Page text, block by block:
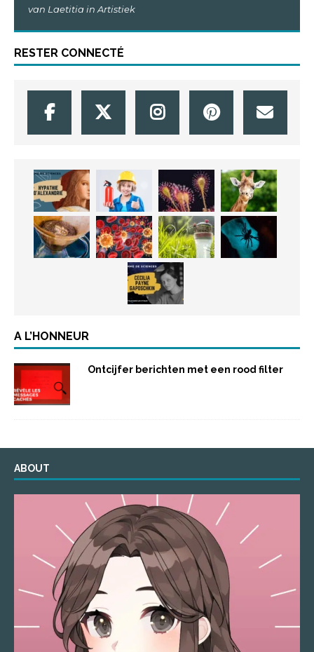
van Laetitia in Artistiek
RESTER CONNECTÉ
A L’HONNEUR
Ontcijfer berichten met een rood filter
ABOUT